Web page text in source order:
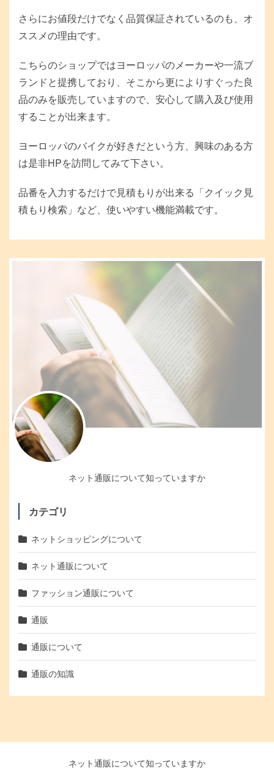
さらにお値段だけでなく品質保証されているのも、オ
ススメの理由です。
こちらのショップではヨーロッパのメーカーや一流ブ
ランドと提携しており、そこから更によりすぐった良
品のみを販売していますので、安心して購入及び使用
することが出来ます。
ヨーロッパのバイクが好きだという方、興味のある方
は是非HPを訪問してみて下さい。
品番を入力するだけで見積もりが出来る「クイック見
積もり検索」など、使いやすい機能満載です。
ネット通販について知っていますか
カテゴリ
ネットショッピングについて
ネット通販について
ファッション通販について
通販
通販について
通販の知識
ネット通販について知っていますか